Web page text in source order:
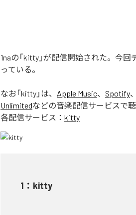
1naの「kitty」が配信開始された。今
っている。
なお「kitty 」は、 Apple Music、 Spotify、
Unlimitedなどの音楽配信サービスで
各配信サービス： kitty
1 ： kitty